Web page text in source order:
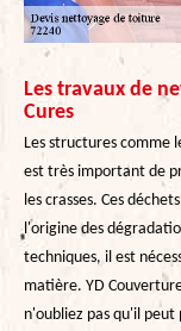
Les travaux de
Cures
Les structures comme
est très important de
les crasses. Ces
l'origine des
techniques, il est
matière. YD
n'oubliez pas qu'il